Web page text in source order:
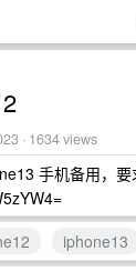
· 1634 views
手机备用，
iphone13